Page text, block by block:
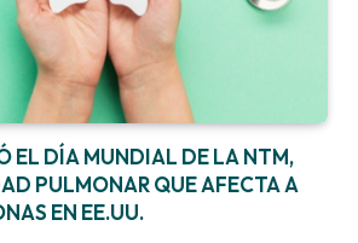
EL DÍA MUNDIAL DE LA NTM,
PULMONAR QUE AFECTA A
EN EE.UU.